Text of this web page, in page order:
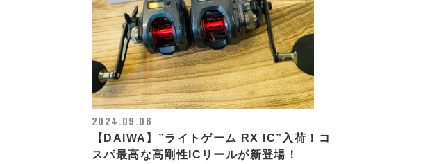
2024.09.06
【DAIWA】”ライトゲーム RX IC”入荷！コ
スパ最高な高剛性ICリールが新登場！